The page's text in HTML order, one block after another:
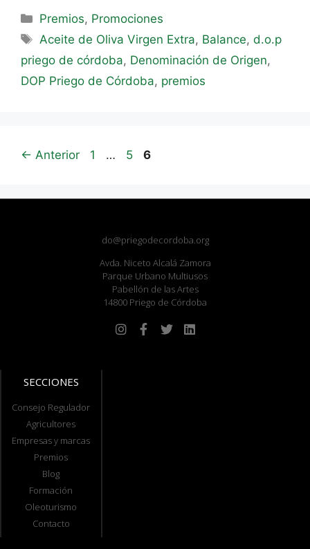
Premios, Promociones
Aceite de Oliva Virgen Extra, Balance,d.o.p
priego de córdoba, Denominación de Origen,
DOP Priego de Córdoba, premios
← Anterior 1 … 5 6
do@priegodecordoba.org
Avda. Niceto Alcalá Zamora
Parque Urbano Multiusos
Pabellón de las Artes
14800 Priego de Córdoba
SECCIONES
Consejo Regulador
Agricultores
Empresas y marcas
Premios
Blog
Formación
Oleoturismo
Contacto